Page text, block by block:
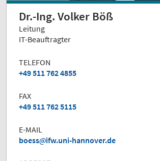
Dr.-Ing. Volker Böß
Leitung
IT-Beauftragter
TELEFON
+49 511 762 4855
FAX
+49 511 762 5115
E-MAIL
boess
ifw.uni-hannover.de